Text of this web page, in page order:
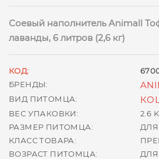
Соевый наполнитель Animall
лаванды, 6 литров (2,6 кг)
КОД:
БРЕНДЫ:
ВИД ПИТОМЦА:
ВЕС УПАКОВКИ:
2.6
РАЗМЕР ПИТОМЦА:
КЛАСС ТОВАРА:
ВОЗРАСТ ПИТОМЦА: